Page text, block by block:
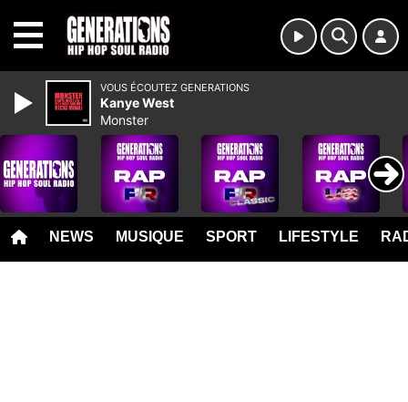
NEWS MUSIQUE SPORT LIFESTYLE
VOUS ÉCOUTEZ GENERATIONS
Kanye West
Monster